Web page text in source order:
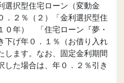
選択型住宅ローン（変動金
．２％（２）「金利選択型住
０年） 「住宅ローン『夢・
下げ年０．１％（お借り入れ
します。なお、固定金利期間
した場合は、年０．２％引き